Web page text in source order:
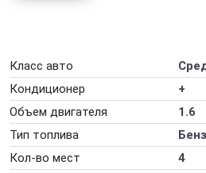
Долгосрочная аренда
Ночная развозка персонала
Почасовая аренда
Сдать свой автомобиль в
Класс авто
Кондиционер
+
Объем двигателя
1.6
Тип топлива
Кол-во мест
4